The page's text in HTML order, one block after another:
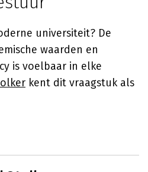
universiteit? De
waarden en
is voelbaar in elke
kent dit vraagstuk als